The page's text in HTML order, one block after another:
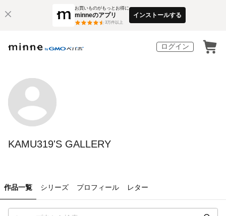
お買いものがもっとお得に
minneのアプリ
3万件以上
インストールする
ログイン
KAMU319'S GALLERY
作品一覧 シリーズ プロフィール レター